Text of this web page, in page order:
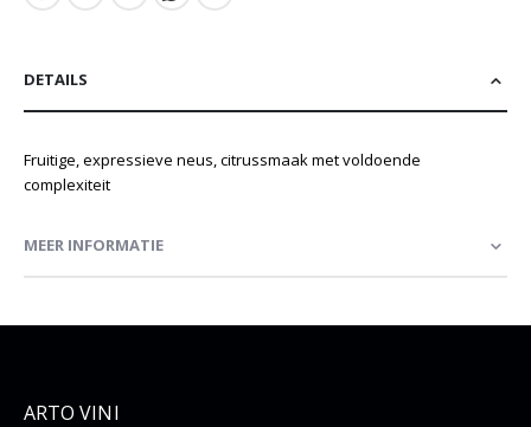
DETAILS
Fruitige, expressieve neus, citrussmaak met voldoende
complexiteit
MEER INFORMATIE
ARTO VINI